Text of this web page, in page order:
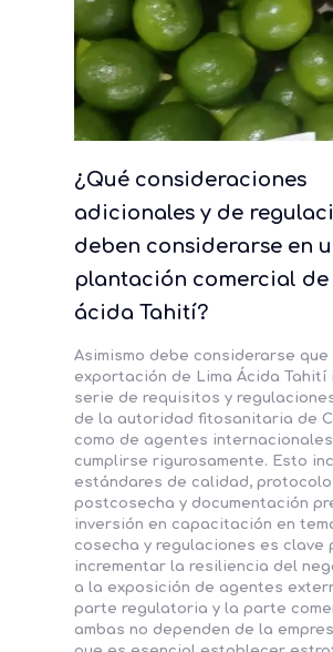
¿Qué consideraciones
adicionales y de
deben considerarse en
plantación comercial de
ácida Tahití?
Asimismo debe considerarse que
exportación de Lima Ácida Tahití
serie de requisitos y
de la autoridad fitosanitaria de
como de agentes
cumplirse rigurosamente. Esto
estándares de calidad,
postcosecha y documentación
inversión en capacitación en
cosecha y regulaciones es clave
incrementar la resiliencia del
a la exposición de agentes
parte regulatoria y la parte
ambas no dependen de la